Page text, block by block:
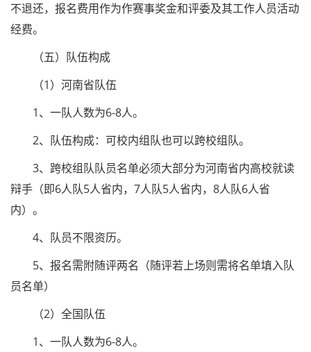
不退还，报名费用作为作赛事奖金和评委及其工作人员活动
经费。
（五）队伍构成
（1）河南省队伍
1、一队人数为6-8人。
2、队伍构成：可校内组队也可以跨校组队。
3、跨校组队队员名单必须大部分为河南省内高校就读
辩手（即6人队5人省内，7人队5人省内，8人队6人省
内）。
4、队员不限资历。
5、报名需附随评两名（随评若上场则需将名单填入队
员名单）
（2）全国队伍
1、一队人数为6-8人。